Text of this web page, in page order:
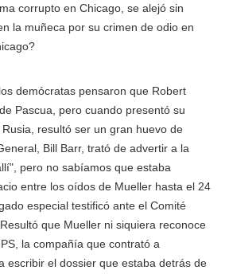
corrupto en Chicago, se alejó sin
la muñeca por su crimen de odio en
demócratas pensaron que Robert
Pascua, pero cuando presentó su
resultó ser un gran huevo de
Bill Barr, trató de advertir a la
pero no sabíamos que estaba
entre los oídos de Mueller hasta el 24
especial testificó ante el Comité
que Mueller ni siquiera reconoce
la compañía que contrató a
escribir el dossier que estaba detrás de